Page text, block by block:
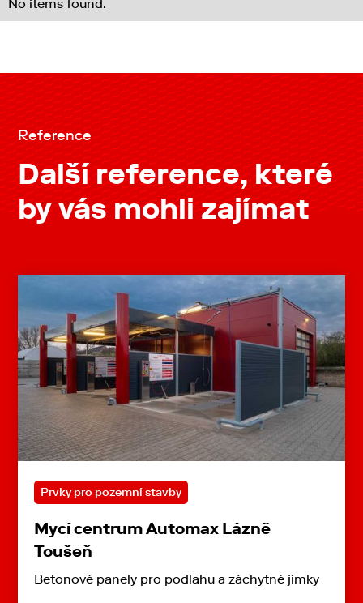
Reference
Další reference, které
by vás mohli zajímat
Prvky pro pozemní stavby
Mycí centrum Automax Lázně
Toušeň
Betonové panely pro podlahu a záchytné jímky